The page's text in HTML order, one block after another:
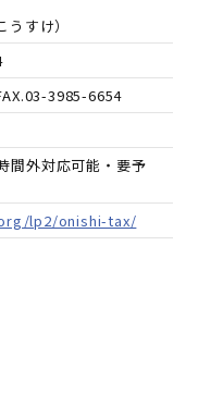
うすけ）
03-3985-6654
間外対応可能・要予
lp2/onishi-tax/